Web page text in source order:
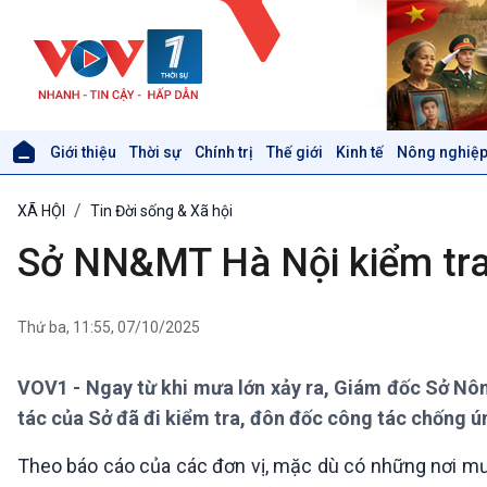
Giới thiệu Thời sự Chính trị Thế giới Kinh tế Nông
Thời sự 12h
Thời sự 18h
Tin Đời sống & Xã hội
Tin Khoa học & Công nghệ
XÃ HỘI Tin Đời sống & Xã hội
Sở NN&MT Hà Nội kiểm
Thứ ba, 11:55, 07/10/2025
VOV1 - Ngay từ khi mưa lớn xảy ra, Giám đốc Sở
tác của Sở đã đi kiểm tra, đôn đốc công tác chống
Theo báo cáo của các đơn vị, mặc dù có những nơi